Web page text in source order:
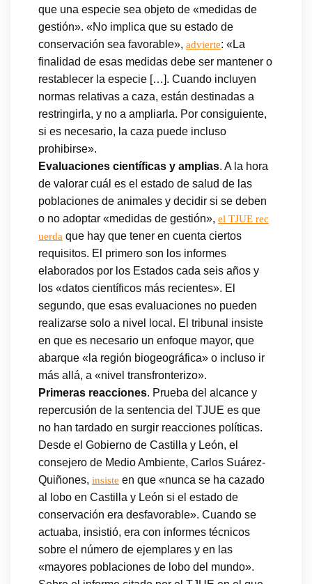
que una especie sea objeto de «medidas de
gestión». «No implica que su estado de
conservación sea favorable», advierte: «La
finalidad de esas medidas debe ser mantener o
restablecer la especie […]. Cuando incluyen
normas relativas a caza, están destinadas a
restringirla, y no a ampliarla. Por consiguiente,
si es necesario, la caza puede incluso
prohibirse».
Evaluaciones científicas y amplias. A la hora
de valorar cuál es el estado de salud de las
poblaciones de animales y decidir si se deben
o no adoptar «medidas de gestión», el TJUE rec
uerda que hay que tener en cuenta ciertos
requisitos. El primero son los informes
elaborados por los Estados cada seis años y
los «datos científicos más recientes». El
segundo, que esas evaluaciones no pueden
realizarse solo a nivel local. El tribunal insiste
en que es necesario un enfoque mayor, que
abarque «la región biogeográfica» o incluso ir
más allá, a «nivel transfronterizo».
Primeras reacciones. Prueba del alcance y
repercusión de la sentencia del TJUE es que
no han tardado en surgir reacciones políticas.
Desde el Gobierno de Castilla y León, el
consejero de Medio Ambiente, Carlos Suárez-
Quiñones, insiste en que «nunca se ha cazado
al lobo en Castilla y León si el estado de
conservación era desfavorable». Cuando se
actuaba, insistió, era con informes técnicos
sobre el número de ejemplares y en las
«mayores poblaciones de lobo del mundo».